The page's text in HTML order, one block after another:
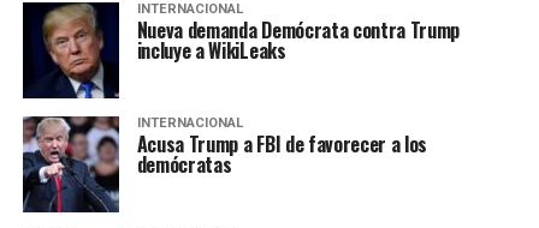
INTERNACIONAL
Nueva demanda Demócrata contra Trump
incluye a WikiLeaks
INTERNACIONAL
Acusa Trump a FBI de favorecer a los
demócratas